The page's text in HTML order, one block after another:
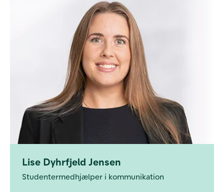
Lise Dyhrfjeld Jensen
Studentermedhjælper i kommunikation